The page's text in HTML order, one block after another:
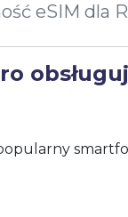
eSIM dla